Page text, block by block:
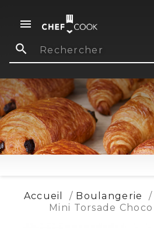

search
Accueil Boulangerie
Mini Torsade